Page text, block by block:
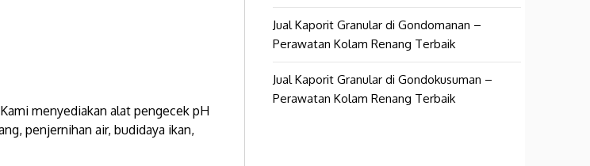
menyediakan alat pengecek pH
penjernihan air, budidaya ikan,
Jual Kaporit Granular di Gondomanan –
Perawatan Kolam Renang Terbaik
Jual Kaporit Granular di Gondokusuman –
Perawatan Kolam Renang Terbaik